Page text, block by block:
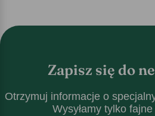
Zapisz się do
Otrzymuj informacje o
Wysyłamy tylko